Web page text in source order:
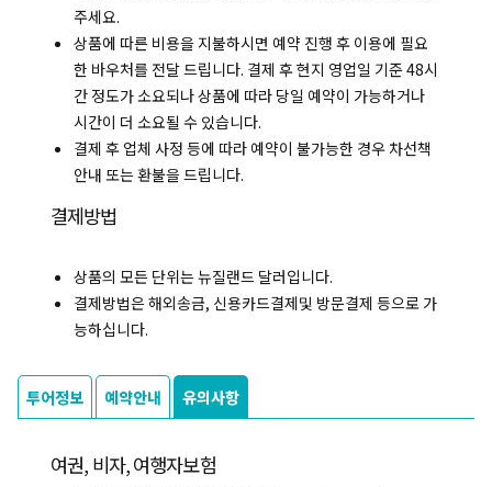
주세요.
상품에 따른 비용을 지불하시면 예약 진행 후 이용에 필요
한 바우처를 전달 드립니다. 결제 후 현지 영업일 기준 48시
간 정도가 소요되나 상품에 따라 당일 예약이 가능하거나
시간이 더 소요될 수 있습니다.
결제 후 업체 사정 등에 따라 예약이 불가능한 경우 차선책
안내 또는 환불을 드립니다.
결제방법
상품의 모든 단위는 뉴질랜드 달러입니다.
결제방법은 해외송금, 신용카드결제및 방문결제 등으로 가
능하십니다.
투어정보 예약안내 유의사항
여권, 비자, 여행자보험